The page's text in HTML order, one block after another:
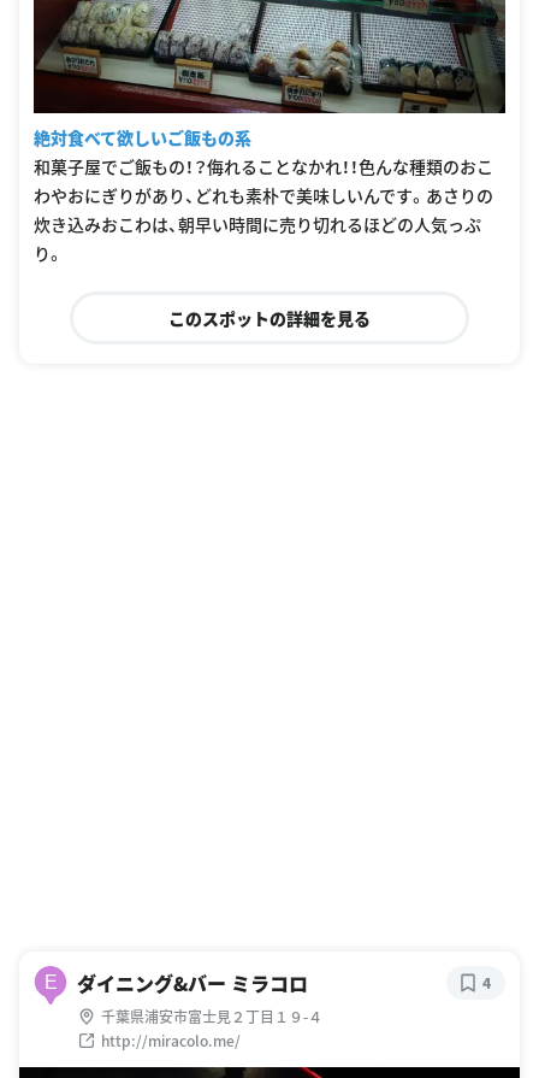
絶対食べて欲しいご飯もの系
和菓子屋でご飯もの！？侮れることなかれ！！色んな種類のおこ
わやおにぎりがあり、どれも素朴で美味しいんです。あさりの
炊き込みおこわは、朝早い時間に売り切れるほどの人気っぷ
り。
このスポットの詳細を見る
E ダイニング&バー ミラコロ
千葉県浦安市富士見２丁目１９-４
http://miracolo.me/
4